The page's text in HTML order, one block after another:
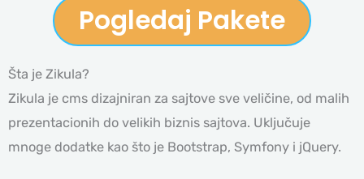
Pogledaj Pakete
Šta je Zikula?
Zikula je cms dizajniran za sajtove sve veličine, od malih
prezentacionih do velikih biznis sajtova. Uključuje
mnoge dodatke kao što je Bootstrap, Symfony i jQuery.